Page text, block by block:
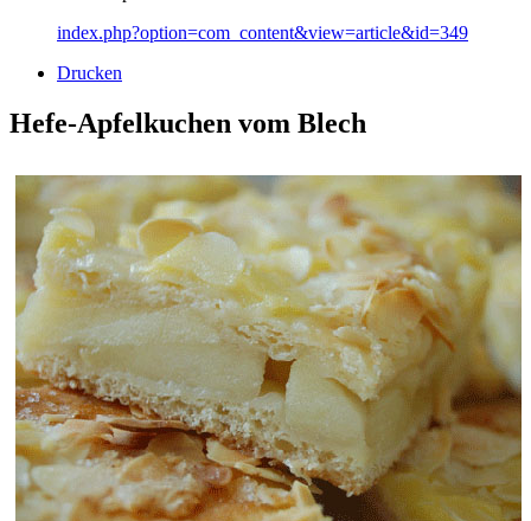
index.php?option=com_content&view=article&id=349
Drucken
Hefe-Apfelkuchen vom Blech